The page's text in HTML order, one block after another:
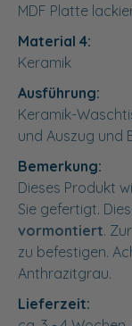
MDF Platte
Material 4:
Keramik
Ausführung:
Keramik-
und Auszug und
Bemerkung:
Dieses Produkt
Sie gefertigt.
vormontiert.
zu befestigen.
Anthrazitgrau.
Lieferzeit: